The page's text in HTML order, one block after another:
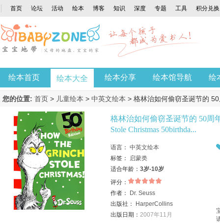
首页 论坛 活动 绘本 博客 知识 深度 专题 工具 积分兑换
绘本首页 绘本大全 绘本分享 绘本馆导航 绘
您的位置: 首页 > 儿童绘本 > 中英文绘本 > 格林治如何偷窃圣诞节的
格林治如何偷窃圣诞节的 50周
Stole Christmas 50birthda...
语言： 中英文绘本
标签：
启蒙类
适合年龄： 3岁-10岁
评分：
作者：
Dr. Seuss
出版社：
HarperCollins
出版日期： 2007年11月